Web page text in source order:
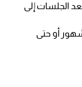
الجلسات إلى
أو حتى